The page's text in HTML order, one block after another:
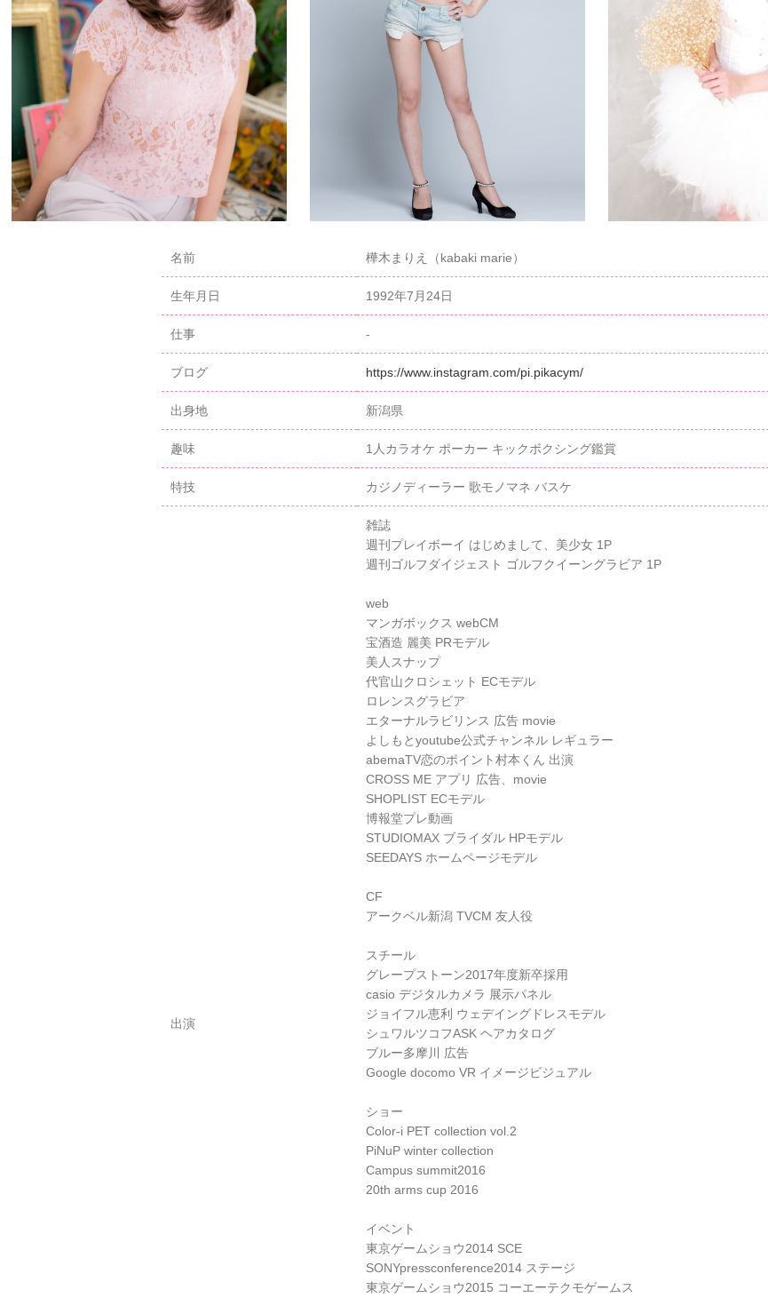
名前 樺木まりえ（kabaki marie）
生年月日 1992年7月24日
仕事 -
ブログ https://www.instagram.com/pi.pikacym/
出身地 新潟県
趣味 1人カラオケ ポーカー キックボクシング鑑賞
特技 カジノディーラー 歌モノマネ バスケ
出演
雑誌
週刊プレイボーイ はじめまして、美少女 1P
週刊ゴルフダイジェスト ゴルフクイーングラビア 1P
web
マンガボックス webCM
宝酒造 麗美 PRモデル
美人スナップ
代官山クロシェット ECモデル
ロレンスグラビア
エターナルラビリンス 広告 movie
よしもとyoutube公式チャンネル レギュラー
abemaTV恋のポイント村本くん 出演
CROSS ME アプリ 広告、movie
SHOPLIST ECモデル
博報堂プレ動画
STUDIOMAX ブライダル HPモデル
SEEDAYS ホームページモデル
CF
アークベル新潟 TVCM 友人役
スチール
グレープストーン2017年度新卒採用
casio デジタルカメラ 展示パネル
ジョイフル恵利 ウェデイングドレスモデル
シュワルツコフASK ヘアカタログ
ブルー多摩川 広告
Google docomo VR イメージビジュアル
ショー
Color-i PET collection vol.2
PiNuP winter collection
Campus summit2016
20th arms cup 2016
イベント
東京ゲームショウ2014 SCE
SONYpressconference2014 ステージ
東京ゲームショウ2015 コーエーテクモゲームス